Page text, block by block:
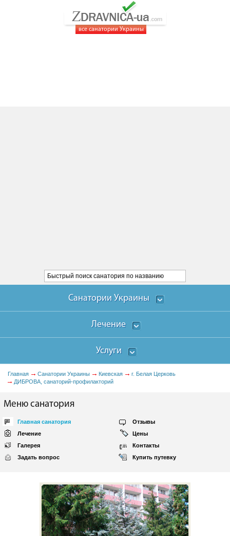
все санатории Украины
Санатории Украины
Лечение
Услуги
Главная Санатории Украины Киевская
г. Белая Церковь
ДИБРОВА, санаторий-профилакторий
Меню санатория
Главная санатория
Отзывы
Лечение
Цены
Галерея
Контакты
Задать вопрос
Купить путевку